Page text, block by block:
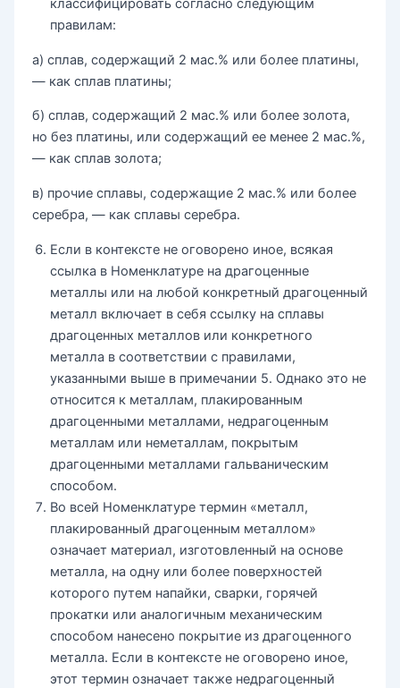
классифицировать согласно следующим
правилам:
а) сплав, содержащий 2 мас.% или более платины,
— как сплав платины;
б) сплав, содержащий 2 мас.% или более золота,
но без платины, или содержащий ее менее 2 мас.%,
— как сплав золота;
в) прочие сплавы, содержащие 2 мас.% или более
серебра, — как сплавы серебра.
Если в контексте не оговорено иное, всякая
ссылка в Hоменклатуре на драгоценные
металлы или на любой конкретный драгоценный
металл включает в себя ссылку на сплавы
драгоценных металлов или конкретного
металла в соответствии с правилами,
указанными выше в примечании 5. Однако это не
относится к металлам, плакированным
драгоценными металлами, недрагоценным
металлам или неметаллам, покрытым
драгоценными металлами гальваническим
способом.
Во всей Hоменклатуре термин «металл,
плакированный драгоценным металлом»
означает материал, изготовленный на основе
металла, на одну или более поверхностей
которого путем напайки, сварки, горячей
прокатки или аналогичным механическим
способом нанесено покрытие из драгоценного
металла. Если в контексте не оговорено иное,
этот термин означает также недрагоценный